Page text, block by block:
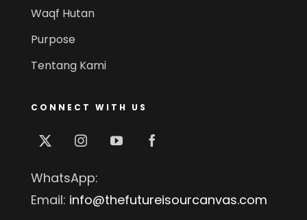
Waqf Hutan
Purpose
Tentang Kami
CONNECT WITH US
WhatsApp:
Email: info@thefutureisourcanvas.com